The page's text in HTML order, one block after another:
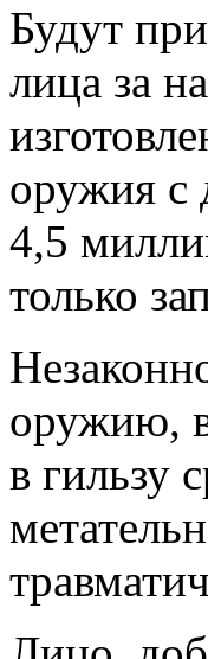
Будут
лица за
оружия с
4,5
только
оружию, в
в гильзу